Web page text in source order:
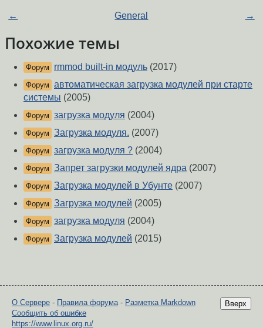
← General →
Похожие темы
Форум rmmod built-in модуль (2017)
Форум автоматическая загрузка модулей при старте
системы (2005)
Форум загрузка модуля (2004)
Форум Загрузка модуля. (2007)
Форум загрузка модуля ? (2004)
Форум Запрет загрузки модулей ядра (2007)
Форум Загрузка модулей в Убунте (2007)
Форум Загрузка модулей (2005)
Форум загрузка модуля (2004)
Форум Загрузка модулей (2015)
Вверх
О Сервере - Правила форума- Разметка Markdown
Сообщить об ошибке
https://www.linux.org.ru/